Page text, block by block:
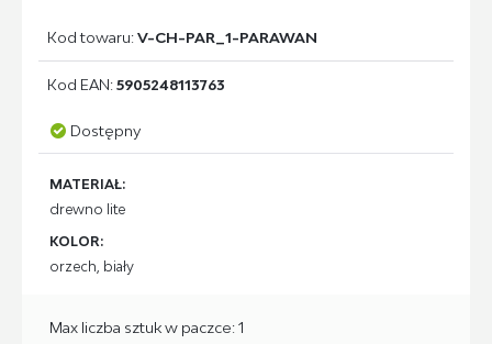
Kod towaru:V-CH-PAR_1-PARAWAN
Kod EAN:5905248113763
Dostępny
MATERIAŁ:
drewno lite
KOLOR:
orzech, biały
Max liczba sztuk w paczce: 1